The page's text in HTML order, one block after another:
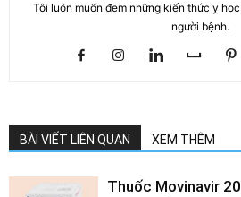
Tôi luôn muốn đem những kiến thức y
người bệnh.
BÀI VIẾT LIÊN QUAN XEM THÊM
Thuốc Movinavir